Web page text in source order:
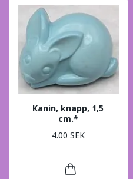
Kanin, knapp, 1,5
cm.*
4.00 SEK